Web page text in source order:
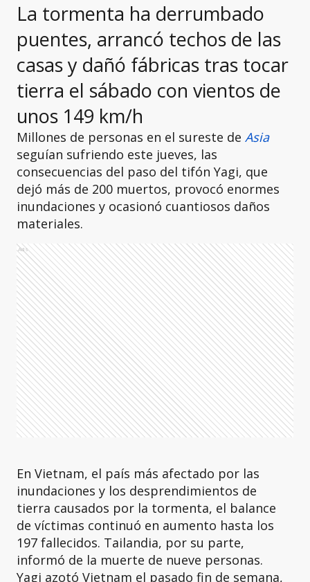
La tormenta ha derrumbado
puentes, arrancó techos de las
casas y dañó fábricas tras tocar
tierra el sábado con vientos de
unos 149 km/h
Millones de personas en el sureste de Asia
seguían sufriendo este jueves, las
consecuencias del paso del tifón Yagi, que
dejó más de 200 muertos, provocó enormes
inundaciones y ocasionó cuantiosos daños
materiales.
Ads
En Vietnam, el país más afectado por las
inundaciones y los desprendimientos de
tierra causados por la tormenta, el balance
de víctimas continuó en aumento hasta los
197 fallecidos. Tailandia, por su parte,
informó de la muerte de nueve personas.
Yagi azotó Vietnam el pasado fin de semana,